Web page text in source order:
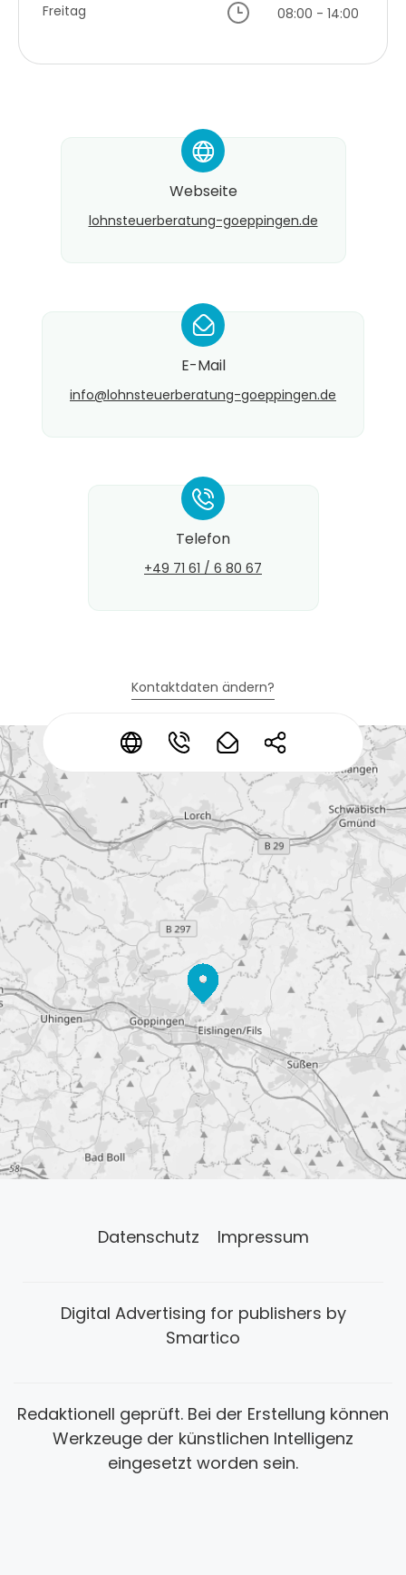
* * * *
Freitag
08:00 - 14:00
*
Webseite
lohnsteuerberatung-goeppingen.de
*
E-Mail
info@​lohnsteuerberatung-goeppingen.de
*
Telefon
+49 71 61 / 6 80 67
Kontaktdaten ändern?
Datenschutz Impressum
Digital Advertising for publishers by
Smartico
Redaktionell geprüft. Bei der Erstellung können
Werkzeuge der künstlichen Intelligenz
eingesetzt worden sein.